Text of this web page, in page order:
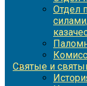
Отдел
Святые и